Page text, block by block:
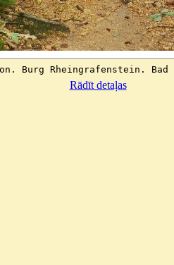
Burg Rheingrafenstein.
Rādīt detaļas